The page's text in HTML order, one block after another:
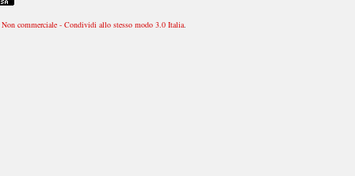
commerciale - Condividi allo stesso modo 3.0 Italia.